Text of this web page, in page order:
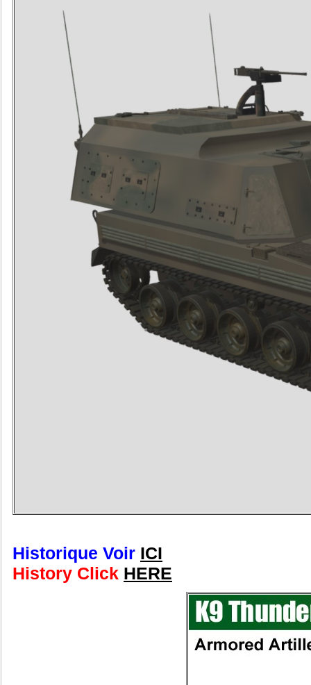
Historique Voir ICI
History Click HERE